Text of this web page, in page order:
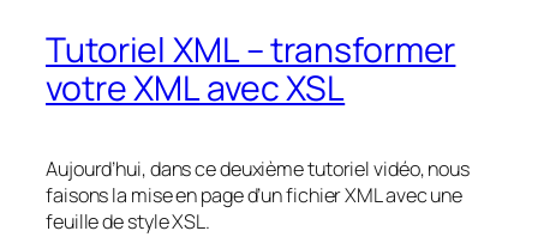
Tutoriel XML – transformer
votre XML avec XSL
Aujourd’hui, dans ce deuxième tutoriel vidéo, nous
faisons la mise en page d’un fichier XML avec une
feuille de style XSL.